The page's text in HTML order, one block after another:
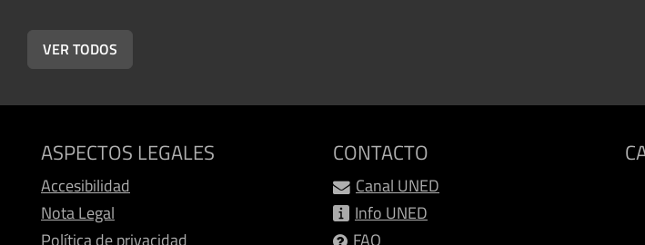
VER TODOS
ASPECTOS LEGALES
Accesibilidad
Nota Legal
Política de privacidad
CONTACTO
Canal UNED
Info UNED
FAQ